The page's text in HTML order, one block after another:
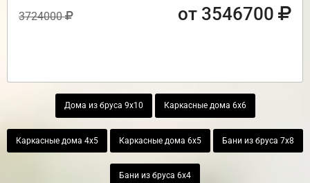
3724000 от 3546700
Дома из бруса 9х10 Каркасные дома 6х6
Каркасные дома 4х5 Каркасные дома 6х5 Бани из бруса 7х8
Бани из бруса 6х4